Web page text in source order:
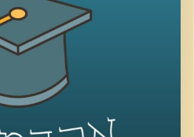
הצדדים לסכסוך ובחן מה
מהרגשות ומנמיכים את
ההגדרות עוזרות להבין מה
כיוון ומה ניתן ללמד
מסוגלים להשתנות? ענו
כהכנה לתכנית.